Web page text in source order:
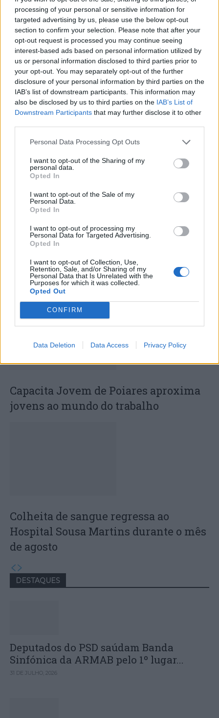
processing of your personal or sensitive information for
targeted advertising by us, please use the below opt-out
section to confirm your selection. Please note that after your
opt-out request is processed you may continue seeing
interest-based ads based on personal information utilized by
us or personal information disclosed to third parties prior to
your opt-out. You may separately opt-out of the further
disclosure of your personal information by third parties on the
IAB’s list of downstream participants. This information may
also be disclosed by us to third parties on the IAB’s List of
Downstream Participants that may further disclose it to other
Personal Data Processing Opt Outs
I want to opt-out of the Sharing of my
personal data.
Opted In
I want to opt-out of the Sale of my
Personal Data.
Opted In
I want to opt-out of processing my
Personal Data for Targeted Advertising.
Opted In
I want to opt-out of Collection, Use,
Retention, Sale, and/or Sharing of my
Personal Data that Is Unrelated with the
Purposes for which it was collected.
Opted Out
CONFIRM
Data Deletion Data Access Privacy Policy
Artigo anterior
Filme “A Um Palmo do Céu”
é o 3º melhor filme
turístico do mundo, na
categoria de Produtos
Turísticos.
Próximo artigo
Rotary Club de Montemor-
o-Velho evocou “Poetas
Centenários” na BMAD
ARTIGOS RELACIONADOSMAIS DO AUTOR
Deputados do PSD saúdam Banda
Sinfónica da ARMAB pelo 1º lugar no
certame internacional de Valência
Capacita Jovem de Poiares aproxima
jovens ao mundo do trabalho
Colheita de sangue regressa ao
Hospital Sousa Martins durante o mês
de agosto
DESTAQUES
Deputados do PSD saúdam Banda
Sinfónica da ARMAB pelo 1º lugar...
31 DE JULHO, 2026